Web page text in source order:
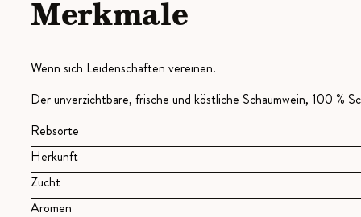
Merkmale
Wenn sich Leidenschaften vereinen.
Der unverzichtbare, frische und köstliche Schaumwein, 100 %
Rebsorte
Herkunft
Zucht
Aromen